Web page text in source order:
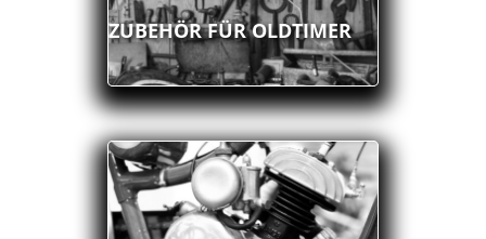
ZUBEHÖR FÜR OLDTIMER